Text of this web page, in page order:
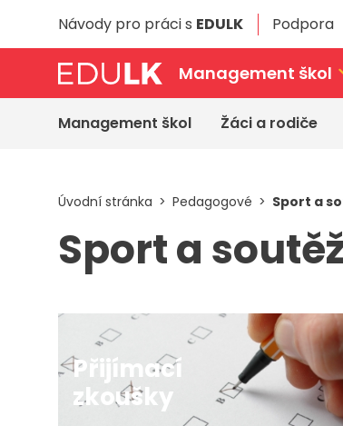
Návody pro práci s EDULK Podpora
Management škol
Management škol Žáci a rodiče
Úvodní stránka Pedagogové Sport a
Sport a
Přijímací
zkoušky